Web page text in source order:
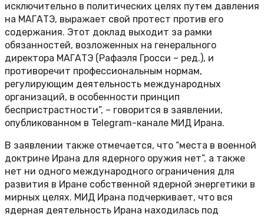
исключительно в политических целях путем давления
на МАГАТЭ, выражает свой протест против его
содержания. Этот доклад выходит за рамки
обязанностей, возложенных на генерального
директора МАГАТЭ (Рафаэля Гросси – ред.), и
противоречит профессиональным нормам,
регулирующим деятельность международных
организаций, в особенности принцип
беспристрастности”, – говорится в заявлении,
опубликованном в Telegram-канале МИД Ирана.
В заявлении также отмечается, что “места в военной
доктрине Ирана для ядерного оружия нет”, а также
нет ни одного международного ограничения для
развития в Иране собственной ядерной энергетики в
мирных целях. МИД Ирана подчеркивает, что вся
ядерная деятельность Ирана находилась под